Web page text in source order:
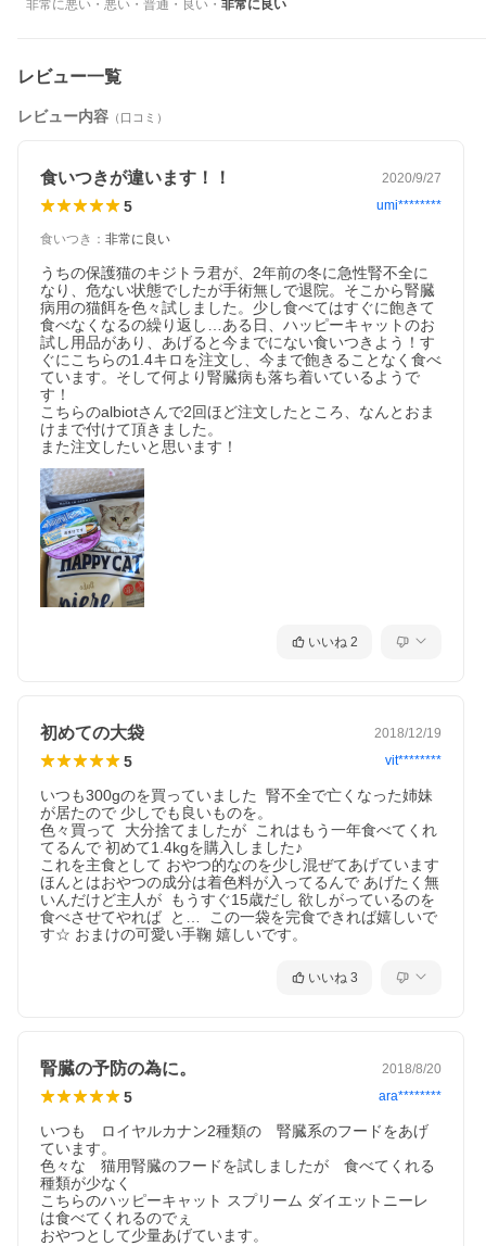
油、亜麻仁など抗酸化作用のあるオメガ3脂肪酸を配合したレ
きます。
健康な身体作りに欠かせないビタミンCやタウリンなどの栄養
ユッカシジゲラを配合し、排泄物の臭い軽減にも配慮していま
す。
好き嫌いの多い愛猫にもおすすめの嗜好性が高く美味しく食べ
られる腎臓ケアレシピです。
※使用前および長期的な使用(6ヶ月以上)にあたっては、かかり
つけの獣医師にご相談なさることをおすすめします。
※推奨給餌期間：当初6ヶ月、以降症状に応じ継続使用。
原材料
グリーブス（脱脂ハラミ肉） 15%、米、米粉、ポテトフレー
ク、ポルトリー脂肪、ポルトリープロテイン** 9.5%、ライス
プロテイン*、リグノセルロース、ひまわり油 2.4%、ヘモグ
5%、サッカロマイセスセレビシエ*、塩化ナトリウム、ユッカ
シジゲラ* 0.1%、ハーブミックス（ミルクシスル、アーティ
チョーク、タンポポ、ショウガ、カンバ葉、ネトル、カモミー
ル、コリアンダー、ローズマリー、セージ、リコリス根、タイ
ム 計0.06%）、イースト抽出物* 0.05%、ビタミン類（ビ
タミンA、ビタミンD3、ビタミンE、ビタミンB1、ビタミンB
2、ビタミンB6、ビオチン、Dパントテン酸カルシウム、ナイ
（鉄、銅、亜鉛、マンガン、ヨウ素酸カルシウム、亜セレン酸
*乾燥
保証分析値
非常に悪い ・ 悪い ・ 普通 ・ 良い ・ 非常に良い
レビュー一覧
レビュー内容 （口コミ）
食いつきが違います！！ 2020/9/27
5 umi********
食いつき ： 非常に良い
うちの保護猫のキジトラ君が、2年前の冬に急性腎不全に
なり、危ない状態でしたが手術無しで退院。そこから腎臓
病用の猫餌を色々試しました。少し食べてはすぐに飽きて
食べなくなるの繰り返し…ある日、ハッピーキャットのお
試し用品があり、あげると今までにない食いつきよう！す
ぐにこちらの1.4キロを注文し、今まで飽きることなく食べ
ています。そして何より腎臓病も落ち着いているようで
す！
こちらのalbiotさんで2回ほど注文したところ、なんとおま
けまで付けて頂きました。
また注文したいと思います！
いいね 2
初めての大袋 2018/12/19
5 vit********
いつも300gのを買っていました  腎不全で亡くなった姉妹
が居たので 少しでも良いものを。
色々買って  大分捨てましたが  これはもう一年食べてくれ
てるんで 初めて1.4kgを購入しました♪
これを主食として おやつ的なのを少し混ぜてあげています
ほんとはおやつの成分は着色料が入ってるんで あげたく無
いんだけど主人が  もうすぐ15歳だし 欲しがっているのを
食べさせてやれば  と…  この一袋を完食できれば嬉しいで
す☆ おまけの可愛い手鞠 嬉しいです。
いいね 3
腎臓の予防の為に。 2018/8/20
5 ara********
いつも　ロイヤルカナン2種類の　腎臓系のフードをあげ
ています。
色々な　猫用腎臓のフードを試しましたが　食べてくれる
種類が少なく
こちらのハッピーキャット スプリーム ダイエットニーレ
は食べてくれるのでぇ
おやつとして少量あげています。